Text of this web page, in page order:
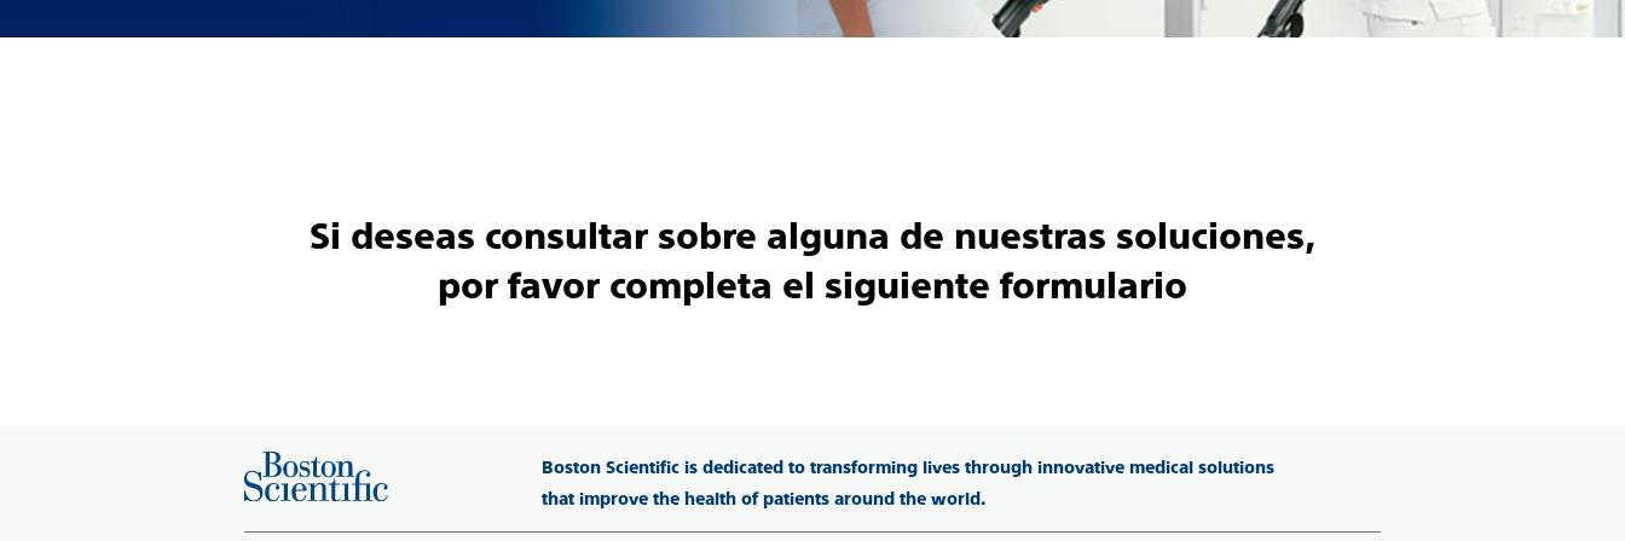
Si deseas consultar sobre alguna de nuestras soluciones,
por favor completa el siguiente formulario
Boston Scientific is dedicated to transforming lives through innovative medical solutions
that improve the health of patients around the world.